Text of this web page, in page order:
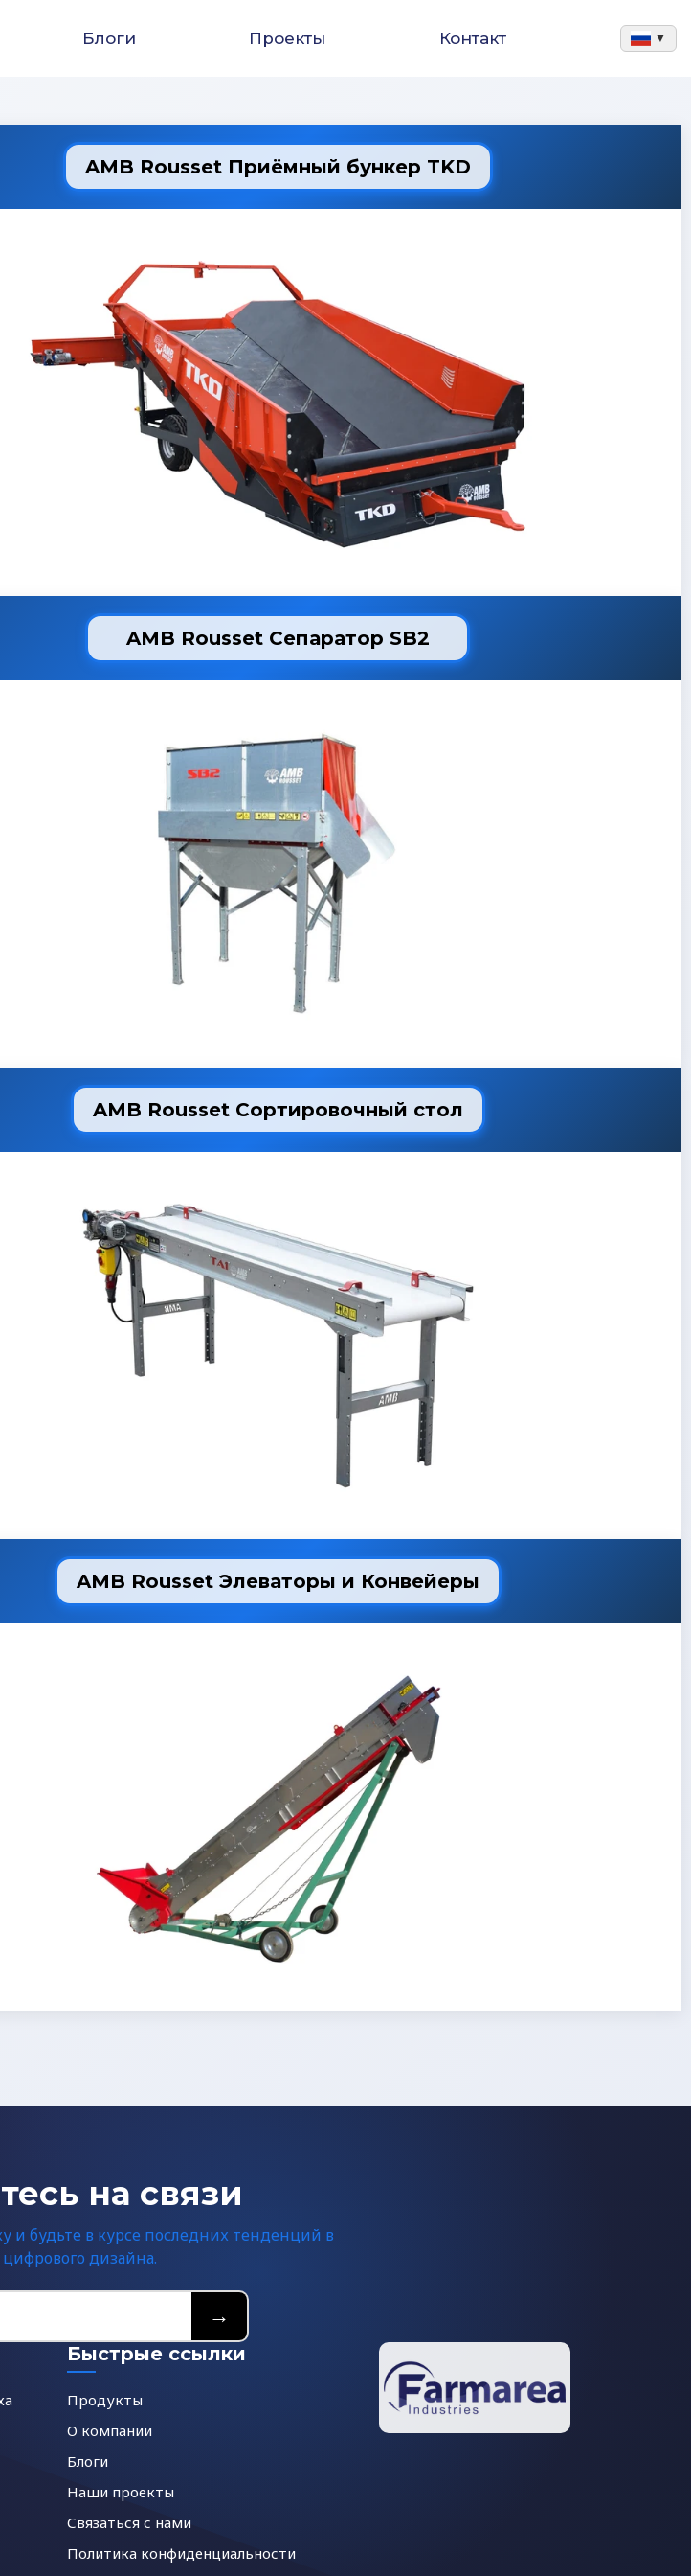
Блоги Проекты Контакт ▼
AMB Rousset Приёмный бункер TKD
AMB Rousset Сепаратор SB2
AMB Rousset Сортировочный стол
AMB Rousset Элеваторы и Конвейеры
на связи
и будьте в курсе последних тенденций в
цифрового дизайна.
→
Быстрые ссылки
Продукты
О компании
Блоги
Наши проекты
Связаться с нами
Политика конфиденциальности